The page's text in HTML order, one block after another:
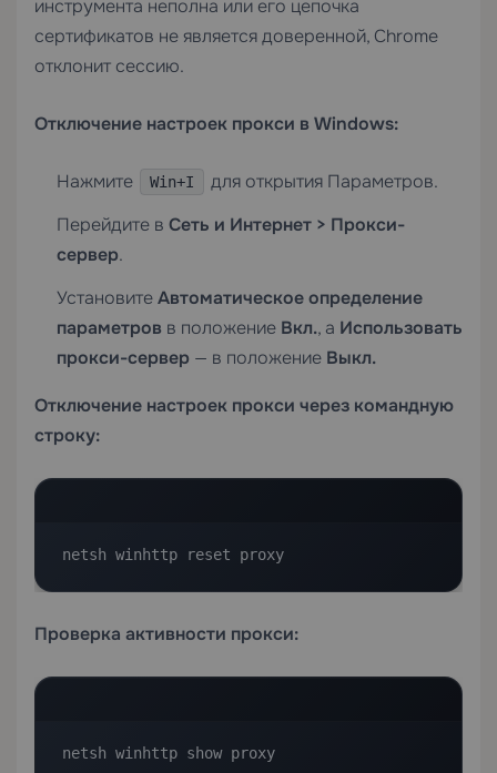
инструмента неполна или его цепочка
сертификатов не является доверенной, Chrome
отклонит сессию.
Отключение настроек прокси в Windows:
Нажмите Win+I
для открытия Параметров.
Перейдите в Сеть и Интернет > Прокси-
сервер.
УстановитеАвтоматическое определение
параметров в положение Вкл., а Использовать
прокси-сервер — в положение Выкл.
Отключение настроек прокси через командную
строку:
netsh winhttp reset proxy
Проверка активности прокси:
netsh winhttp show proxy